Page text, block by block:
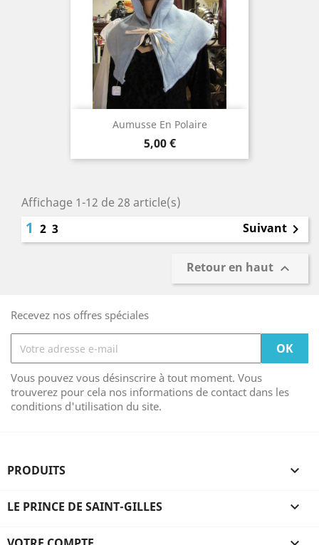
Aumusse En Polaire
Prix
5,00 €
Affichage 1-12 de 28 article(s)
1 2 3 Suivant 
Retour en haut 
Recevez nos offres spéciales
Vous pouvez vous désinscrire à tout moment. Vous
trouverez pour cela nos informations de contact dans les
conditions d'utilisation du site.
PRODUITS 
LE PRINCE DE SAINT-GILLES 